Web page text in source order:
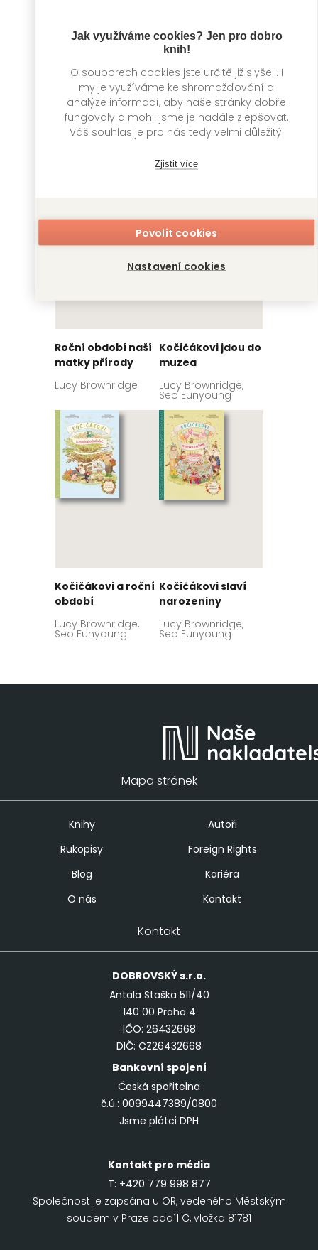
Jak využíváme cookies? Jen pro dobro
knih!
O souborech cookies jste určitě již slyšeli. I
my je využíváme ke shromažďování a
analýze informací, aby naše stránky dobře
fungovaly a mohli jsme je nadále zlepšovat.
Váš souhlas je pro nás tedy velmi důležitý.
Zjistit více
Povolit cookies
Nastavení cookies
Hravé strašení
Hraví dinosauři
Duo Carnovsky
Roční období naší
matky přírody
Lucy Brownridge
Kočičákovi jdou do
muzea
Lucy Brownridge,
Seo Eunyoung
Kočičákovi a roční
období
Lucy Brownridge,
Seo Eunyoung
Kočičákovi slaví
narozeniny
Lucy Brownridge,
Seo Eunyoung
Mapa stránek
Knihy
Autoři
Rukopisy
Foreign Rights
Blog
Kariéra
O nás
Kontakt
Kontakt
DOBROVSKÝs.r.o.
Antala Staška 511/40
140 00 Praha 4
IČO: 26432668
DIČ: CZ26432668
Bankovní spojení
Česká spořitelna
č.ú.: 0099447389/0800
Jsme plátci DPH
Kontakt pro média
T: +420 779 998 877
Společnost je zapsána u OR, vedeného Městským
soudem v Praze oddíl C, vložka 81781